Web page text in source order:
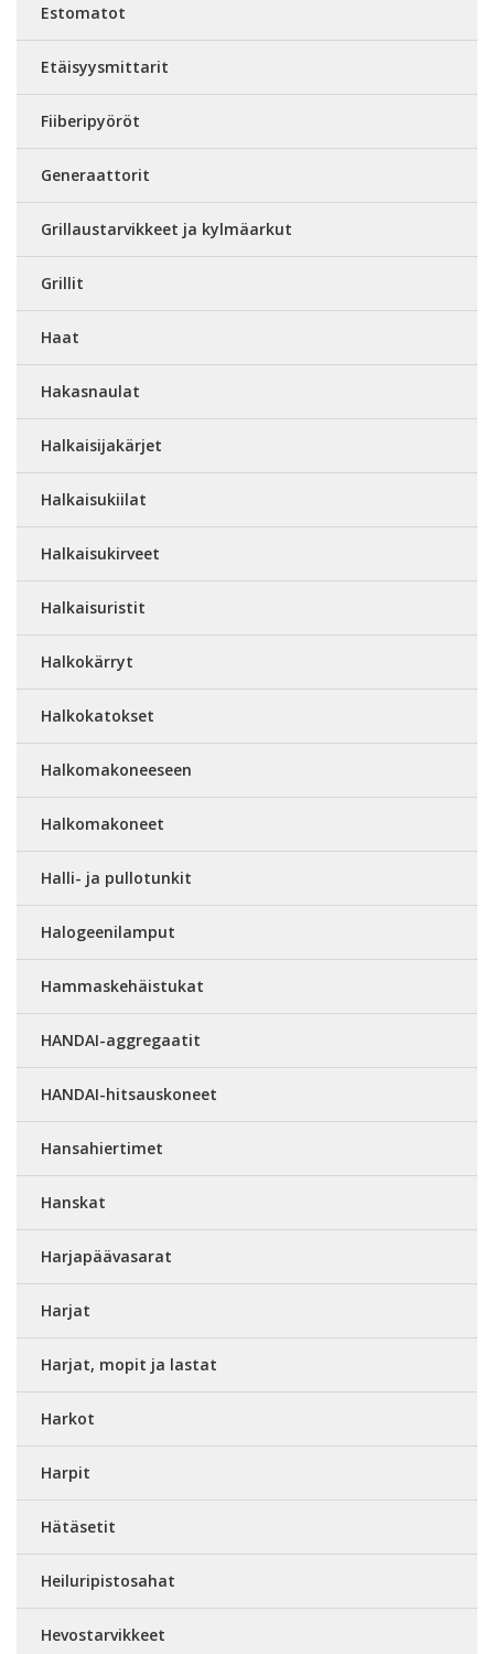
Estomatot
Etäisyysmittarit
Fiiberipyöröt
Generaattorit
Grillaustarvikkeet ja kylmäarkut
Grillit
Haat
Hakasnaulat
Halkaisijakärjet
Halkaisukiilat
Halkaisukirveet
Halkaisuristit
Halkokärryt
Halkokatokset
Halkomakoneeseen
Halkomakoneet
Halli- ja pullotunkit
Halogeenilamput
Hammaskehäistukat
HANDAI-aggregaatit
HANDAI-hitsauskoneet
Hansahiertimet
Hanskat
Harjapäävasarat
Harjat
Harjat, mopit ja lastat
Harkot
Harpit
Hätäsetit
Heiluripistosahat
Hevostarvikkeet